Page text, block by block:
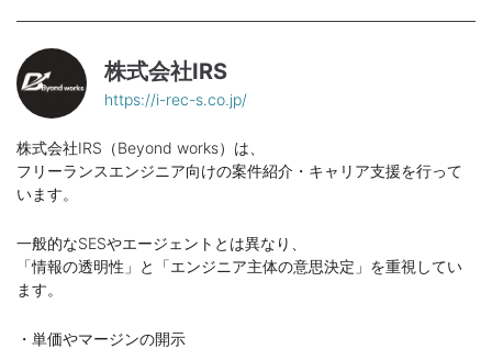
株式会社IRS
https://i-rec-s.co.jp/
株式会社IRS（Beyond works）は、
フリーランスエンジニア向けの案件紹介・キャリア支援を行って
います。
一般的なSESやエージェントとは異なり、
「情報の透明性」と「エンジニア主体の意思決定」を重視してい
ます。
・単価やマージンの開示